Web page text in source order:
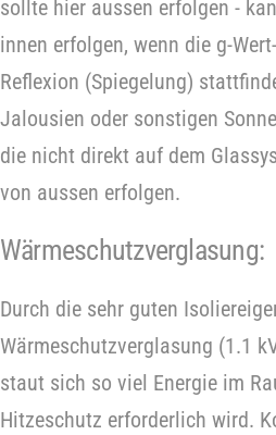
sollte hier aussen erfolgen -
innen erfolgen, wenn die g-
Reflexion (Spiegelung)
Jalousien oder sonstigen
die nicht direkt auf dem
von aussen erfolgen.
Wärmeschutzverglasung:
Durch die sehr guten
Wärmeschutzverglasung (1.1
staut sich so viel Energie im
Hitzeschutz erforderlich wird.